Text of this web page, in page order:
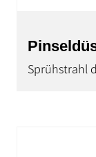
Sprühstrahl